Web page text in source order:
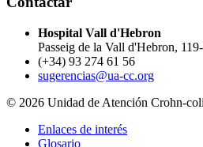
Hospital Vall d'Hebron
Passeig de la Vall d'Hebron,
(+34) 93 274 61 56
sugerencias@ua-cc.org
© 2026 Unidad de Atención Crohn-
Enlaces de interés
Glosario